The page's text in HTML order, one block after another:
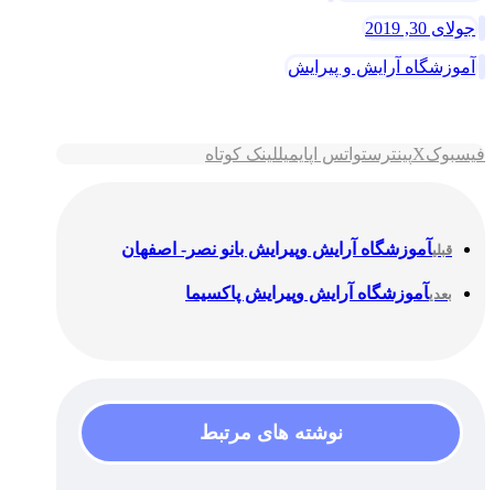
جولای 30, 2019
آموزشگاه آرایش و پیرایش
فیسبوکXپینترستواتس اپایمیللینک کوتاه
قبلیآموزشگاه آرایش وپیرایش بانو نصر- اصفهان
بعدیآموزشگاه آرایش وپیرایش پاکسیما
نوشته های مرتبط